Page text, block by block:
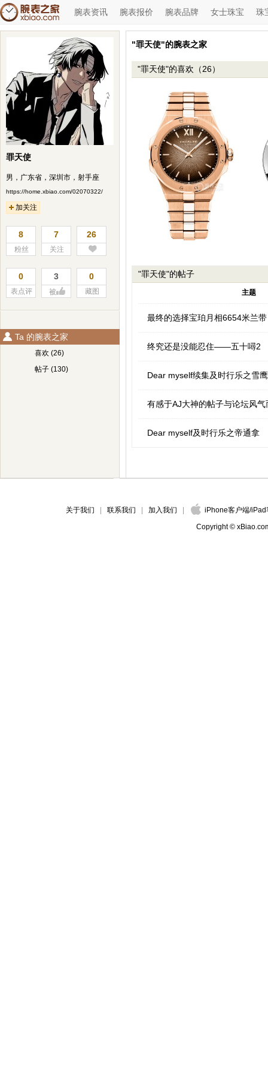
腕表资讯 腕表报价 腕表品牌 女士珠宝 珠
罪天使
男，广东省，深圳市，射手座
https://home.xbiao.com/02070322/
加关注
8
粉丝
7
关注
26
0
表点评
3
被
0
藏图
Ta 的腕表之家
喜欢 (26)
帖子 (130)
"罪天使"的腕表之家
"罪天使"的喜欢（26）
"罪天使"的帖子
主题
最终的选择宝珀月相6654米兰带
终究还是没能忍住——五十噚2
Dear myself续集及时行乐之雪鹰
有感于AJ大神的帖子与论坛风气
Dear myself及时行乐之帝通拿
关于我们 联系我们 加入我们 iPhone客户端/iPad
Copyright ©